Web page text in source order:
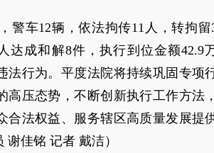
警车12辆，依法拘传11人，转拘留
达成和解8件，执行到位金额42.9
法行为。平度法院将持续巩固专项
压态势，不断创新执行工作方法，
合法权益、服务辖区高质量发展提
佳铭 记者 戴洁）